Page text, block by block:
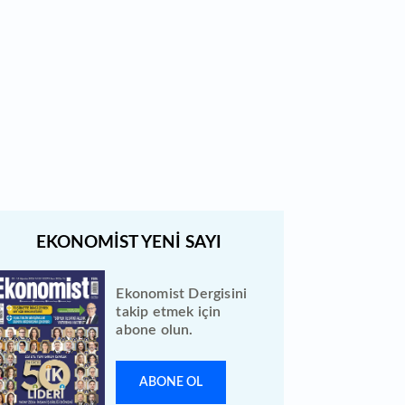
Ekonomist Dergisini
takip etmek için
abone olun.
ABONE OL